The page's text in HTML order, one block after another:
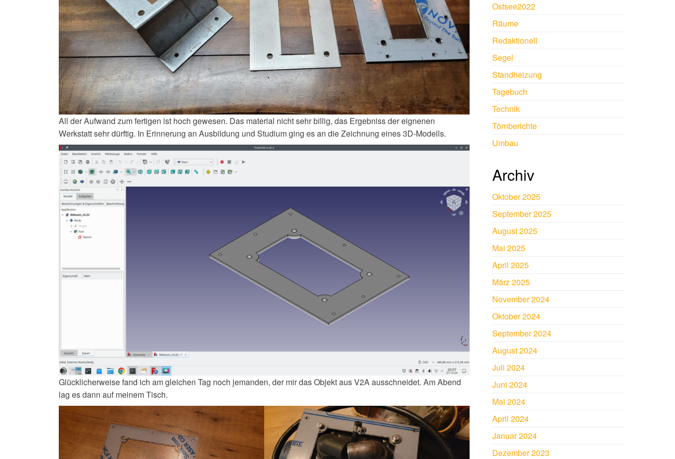
All der Aufwand zum fertigen ist hoch gewesen. Das material nicht sehr billig, das Ergebniss der eignenen
Werkstatt sehr dürftig. In Erinnerung an Ausbildung und Studium ging es an die Zeichnung eines 3D-Modells.
Glücklicherweise fand ich am gleichen Tag noch jemanden, der mir das Objekt aus V2A ausschneidet. Am Abend
lag es dann auf meinem Tisch.
Ostsee2022
Räume
Redaktionell
Segel
Standheizung
Tagebuch
Technik
Törnberichte
Umbau
Archiv
Oktober 2025
September 2025
August 2025
Mai 2025
April 2025
März 2025
November 2024
Oktober 2024
September 2024
August 2024
Juli 2024
Juni 2024
Mai 2024
April 2024
Januar 2024
Dezember 2023